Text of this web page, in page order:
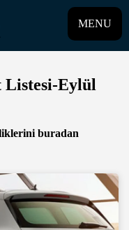
MENU
Listesi-Eylül
buradan